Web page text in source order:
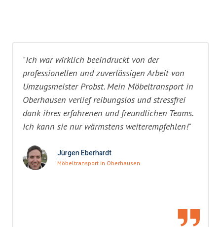
"Ich war wirklich beeindruckt von der
professionellen und zuverlässigen Arbeit von
Umzugsmeister Probst. Mein Möbeltransport in
Oberhausen verlief reibungslos und stressfrei
dank ihres erfahrenen und freundlichen Teams.
Ich kann sie nur wärmstens weiterempfehlen!"
Jürgen Eberhardt
Möbeltransport in Oberhausen